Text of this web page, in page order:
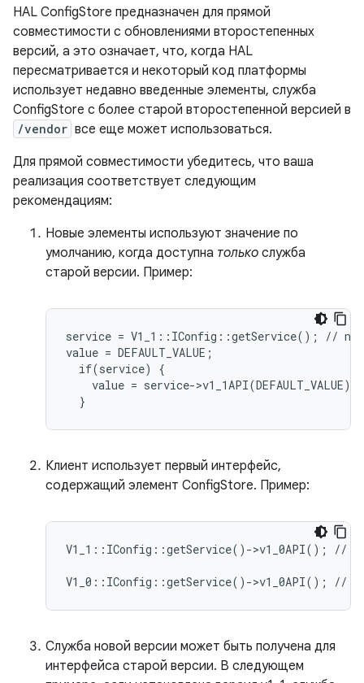
HAL ConfigStore предназначен для прямой
совместимости с обновлениями второстепенных
версий, а это означает, что, когда HAL
пересматривается и некоторый код платформы
использует недавно введенные элементы, служба
ConfigStore с более старой второстепенной версией в
/vendor все еще может использоваться.
Для прямой совместимости убедитесь, что ваша
реализация соответствует следующим
рекомендациям:
Новые элементы используют значение по
умолчанию, когда доступна только служба
старой версии. Пример:
service = V1_1::IConfig::getService(); //
value = DEFAULT_VALUE;
  if(service) {
    value = service->v1_1API(DEFAULT_VALUE);
Клиент использует первый интерфейс,
содержащий элемент ConfigStore. Пример:
V1_1::IConfig::getService()->v1_0API(); // NOT
Служба новой версии может быть получена для
интерфейса старой версии. В следующем